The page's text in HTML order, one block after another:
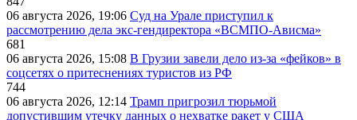
06 августа 2026, 19:06 Суд на Урале приступил к
рассмотрению дела экс-гендиректора «ВСМПО-Ависма»
681
06 августа 2026, 15:08 В Грузии завели дело из-за «фейков» в
соцсетях о притеснениях туристов из РФ
744
06 августа 2026, 12:14 Трамп пригрозил тюрьмой
допустившим утечку данных о нехватке ракет у США